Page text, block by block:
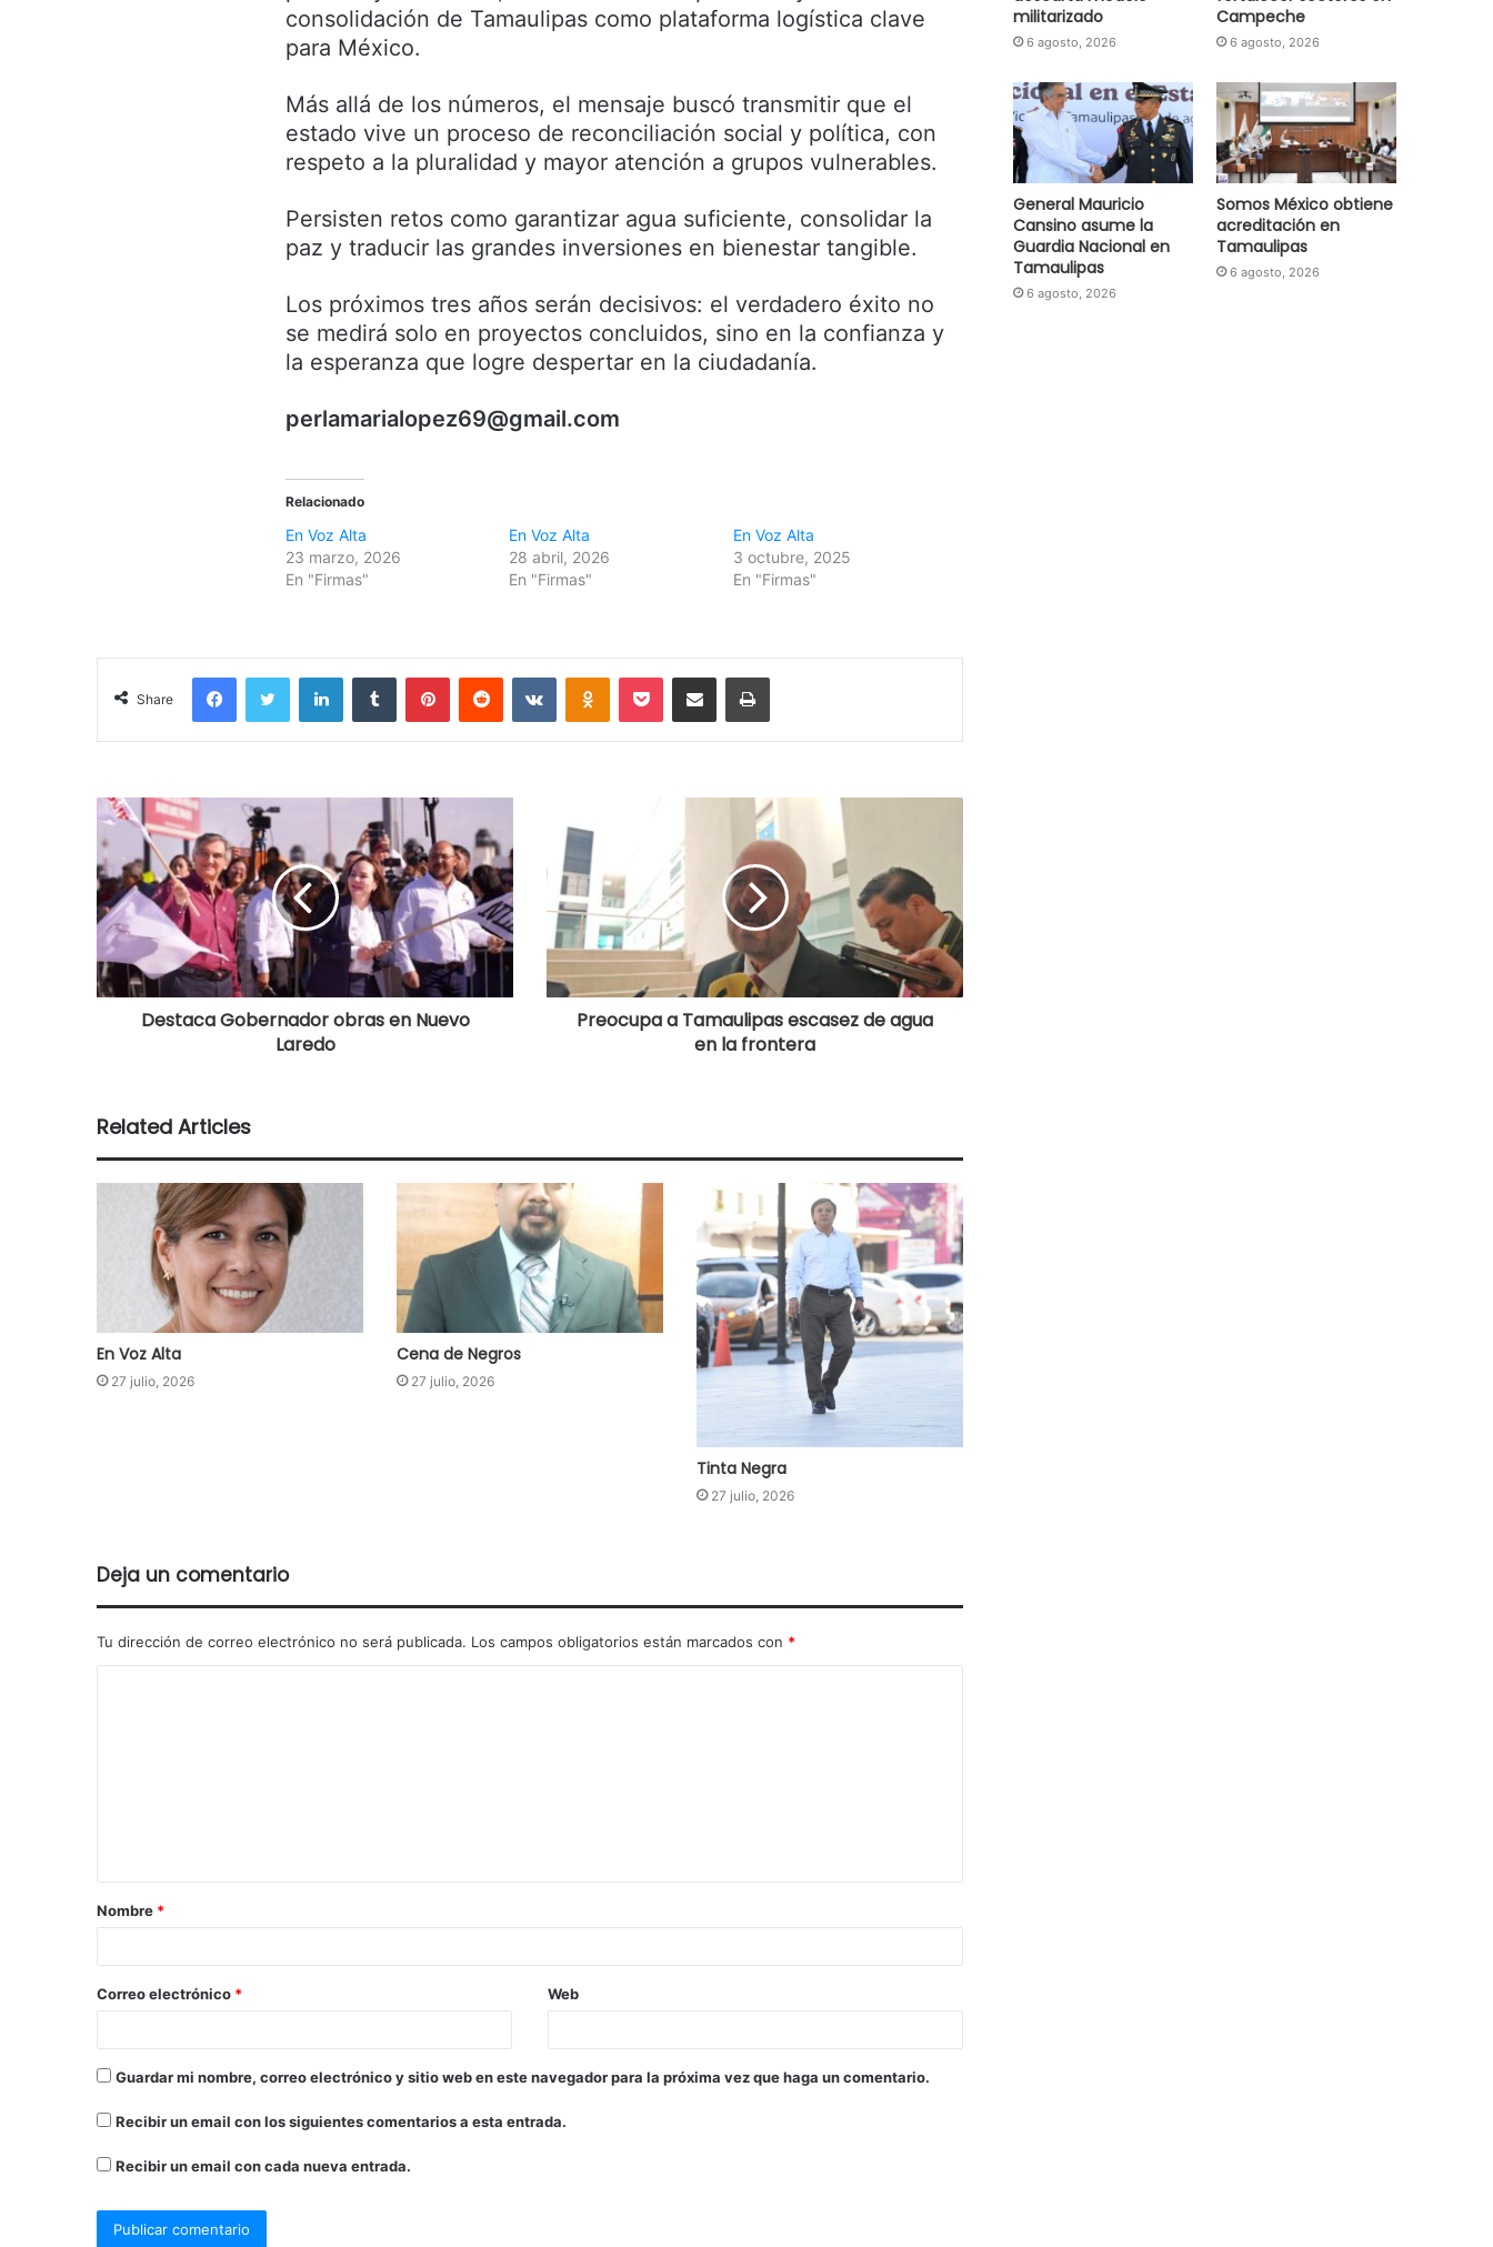
consolidación de Tamaulipas como plataforma logística clave
para México.
Más allá de los números, el mensaje buscó transmitir que el
estado vive un proceso de reconciliación social y política, con
respeto a la pluralidad y mayor atención a grupos vulnerables.
Persisten retos como garantizar agua suficiente, consolidar la
paz y traducir las grandes inversiones en bienestar tangible.
Los próximos tres años serán decisivos: el verdadero éxito no
se medirá solo en proyectos concluidos, sino en la confianza y
la esperanza que logre despertar en la ciudadanía.
perlamarialopez69@gmail.com
Relacionado
En Voz Alta
23 marzo, 2026
En "Firmas"
En Voz Alta
28 abril, 2026
En "Firmas"
En Voz Alta
3 octubre, 2025
En "Firmas"
Share
Destaca Gobernador obras en Nuevo
Laredo
Preocupa a Tamaulipas escasez de agua
en la frontera
Related Articles
En Voz Alta
27 julio, 2026
Cena de Negros
27 julio, 2026
Tinta Negra
27 julio, 2026
Deja un comentario
Tu dirección de correo electrónico no será publicada. Los campos obligatorios están marcados con *
Nombre *
Correo electrónico * Web
Guardar mi nombre, correo electrónico y sitio web en este navegador para la próxima vez que haga un comentario.
Recibir un email con los siguientes comentarios a esta entrada.
Recibir un email con cada nueva entrada.
militarizado
6 agosto, 2026
Campeche
6 agosto, 2026
General Mauricio
Cansino asume la
Guardia Nacional en
Tamaulipas
6 agosto, 2026
Somos México obtiene
acreditación en
Tamaulipas
6 agosto, 2026